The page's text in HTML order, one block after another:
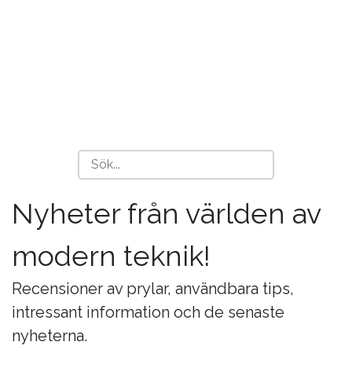
Nyheter från världen av
modern teknik!
Recensioner av prylar, användbara tips,
intressant information och de senaste
nyheterna.